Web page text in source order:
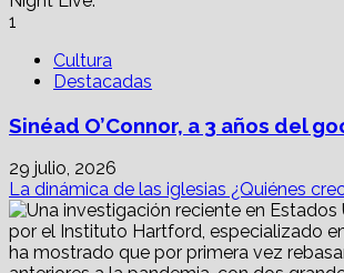
1
Cultura
Destacadas
Sinéad O’Connor, a 3 años del
29 julio, 2026
La dinámica de las iglesias ¿Quiénes